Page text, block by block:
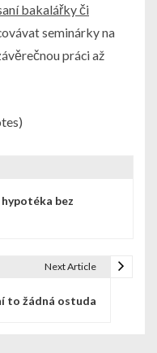
bakalářky či
seminárky na
práci až
bez
Next Article
to žádná ostuda